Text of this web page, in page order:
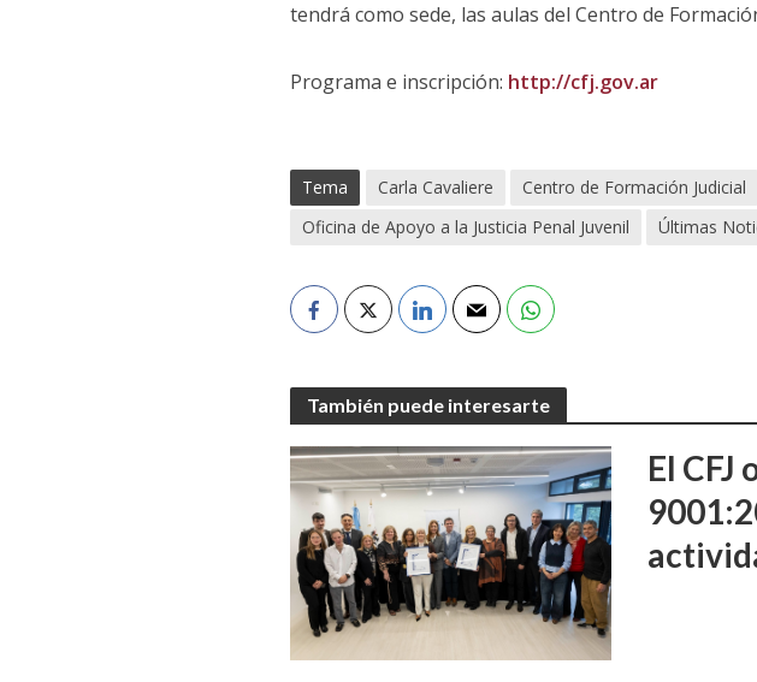
tendrá como sede, las aulas del Centro de
Programa e inscripción: http://cfj.gov.ar
Tema Carla Cavaliere Centro de Formación Judicial
Oficina de Apoyo a la Justicia Penal Juvenil
Últimas
También puede interesarte
El